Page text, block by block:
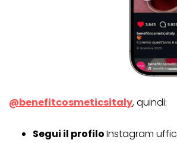
@benefitcosmeticsitaly, quindi:
Segui il profiloInstagram